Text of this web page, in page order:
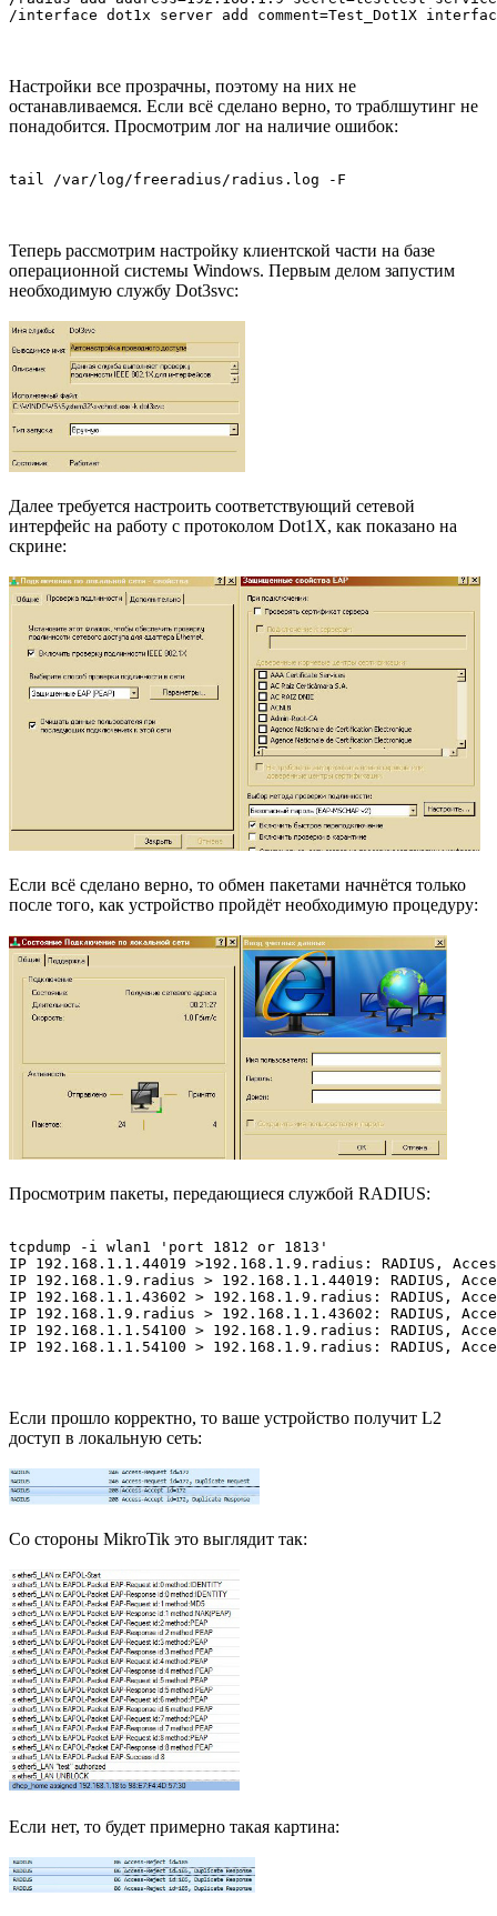
/interface dot1x server add comment=Test_Dot1X
Настройки все прозрачны, поэтому на них не
останавливаемся. Если всё сделано верно, то траблшутинг не
понадобится. Просмотрим лог на наличие ошибок:
tail /var/log/freeradius/radius.log -F
Теперь рассмотрим настройку клиентской части на базе
операционной системы Windows. Первым делом запустим
необходимую службу Dot3svc:
Далее требуется настроить соответствующий сетевой
интерфейс на работу с протоколом Dot1X, как показано на
скрине:
Если всё сделано верно, то обмен пакетами начнётся только
после того, как устройство пройдёт необходимую процедуру:
Просмотрим пакеты, передающиеся службой RADIUS:
tcpdump -i wlan1 'port 1812 or 1813'
IP 192.168.1.1.44019 >192.168.1.9.radius: RADIUS,
IP 192.168.1.9.radius > 192.168.1.1.44019: RADIUS,
IP 192.168.1.1.43602 > 192.168.1.9.radius: RADIUS,
IP 192.168.1.9.radius > 192.168.1.1.43602: RADIUS,
IP 192.168.1.1.54100 > 192.168.1.9.radius: RADIUS,
IP 192.168.1.1.54100 > 192.168.1.9.radius: RADIUS,
Если прошло корректно, то ваше устройство получит L2
доступ в локальную сеть:
Со стороны MikroTik это выглядит так:
Если нет, то будет примерно такая картина: